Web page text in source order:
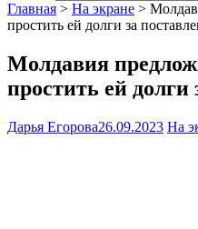
Главная > На экране >
простить ей долги за
Молдавия
простить ей долги
Дарья Егорова26.09.2023 На